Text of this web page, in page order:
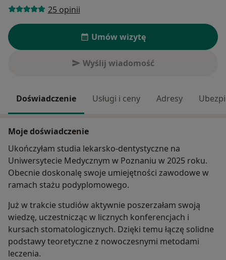
25 opinii
Umów wizytę
Wyślij wiadomość
Doświadczenie Usługi i ceny Adresy
Moje doświadczenie
Ukończyłam studia lekarsko-dentystyczne na
Uniwersytecie Medycznym w Poznaniu w 2025 roku.
Obecnie doskonalę swoje umiejętności zawodowe w
ramach stażu podyplomowego.
Już w trakcie studiów aktywnie poszerzałam swoją
wiedzę, uczestnicząc w licznych konferencjach i
kursach stomatologicznych. Dzięki temu łączę solidne
podstawy teoretyczne z nowoczesnymi metodami
leczenia.